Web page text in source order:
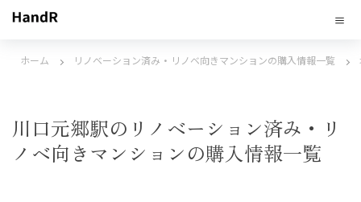
ホーム リノベーション済み・リノベ向きマンションの購入情報一覧
川口元郷駅のリノベーション済み・リ
ノベ向きマンションの購入情報一覧